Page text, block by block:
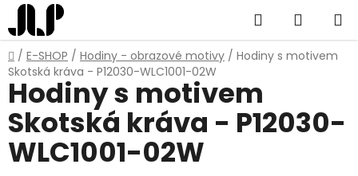
Přejít
na
obsah
Hledat
KOŠÍK
Domů
/ E-SHOP / Hodiny - obrazové motivy / Hodiny s motivem
Skotská kráva - P12030-WLC1001-02W
Hodiny s motivem
Skotská kráva - P12030-
WLC1001-02W